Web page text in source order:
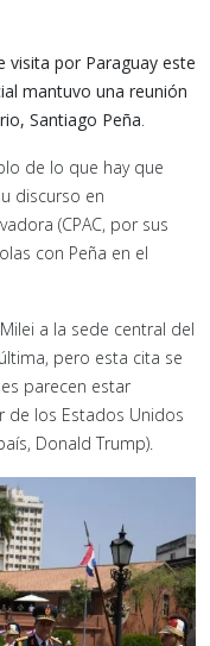
visita por Paraguay este
mantuvo una reunión
Santiago Peña.
de lo que hay que
discurso en
(CPAC, por sus
con Peña en el
a la sede central del
pero esta cita se
parecen estar
de los Estados Unidos
Donald Trump).